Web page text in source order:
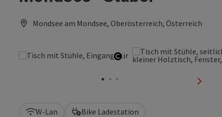
Mondsee am Mondsee, Oberösterreich, Österreich
W-Lan Bike Ladestation